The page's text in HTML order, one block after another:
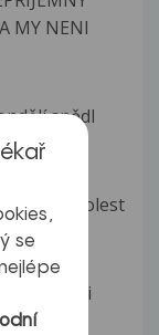
MY NENI
snědl
středu bolest
kvůli
se